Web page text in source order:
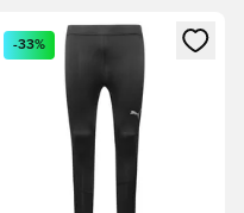
vagy a tagként
Megnyit egy modált a
-33%